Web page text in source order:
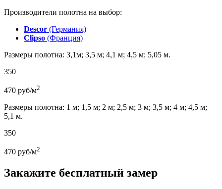
Производители полотна на выбор:
Descor (Германия)
Clipso (Франция)
Размеры полотна: 3,1м; 3,5 м; 4,1 м; 4,5 м; 5,05 м.
350
470 руб/м2
Размеры полотна: 1 м; 1,5 м; 2 м; 2,5 м; 3 м; 3,5 м; 4 м; 4,5 м;
5,1 м.
350
470 руб/м2
Закажите бесплатный замер